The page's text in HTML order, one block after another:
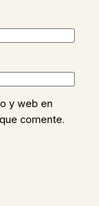
y web en
comente.